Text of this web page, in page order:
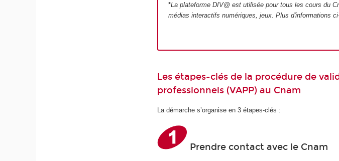
*La plateforme DIV@ est utilisée pour tous les cours du
médias interactifs numériques, jeux. Plus d'informations
Les étapes-clés de la procédure de
professionnels (VAPP) au Cnam
La démarche s’organise en 3 étapes-clés :
Prendre contact avec le Cnam